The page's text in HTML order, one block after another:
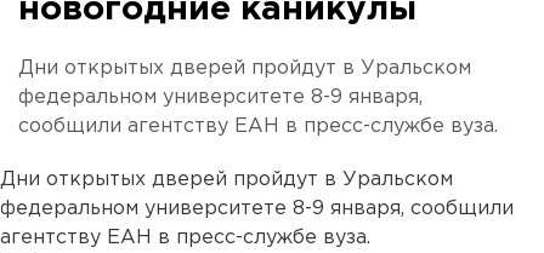
новогодние каникулы
Дни открытых дверей пройдут в Уральском
федеральном университете 8-9 января,
сообщили агентству ЕАН в пресс-службе вуза.
Дни открытых дверей пройдут в Уральском
федеральном университете 8-9 января, сообщили
агентству ЕАН в пресс-службе вуза.